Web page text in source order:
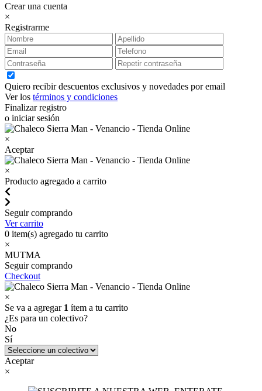
Crear una cuenta
×
Registrarme
Quiero recibir descuentos exclusivos y novedades por email
Ver los términos y condiciones
Finalizar registro
o iniciar sesión
×
Aceptar
×
Producto agregado a carrito
Seguir comprando
Ver carrito
0 item(s) agregado tu carrito
×
MUTMA
Seguir comprando
Checkout
×
Se va a agregar 1 ítem a tu carrito
¿Es para un colectivo?
No
Sí
Aceptar
×